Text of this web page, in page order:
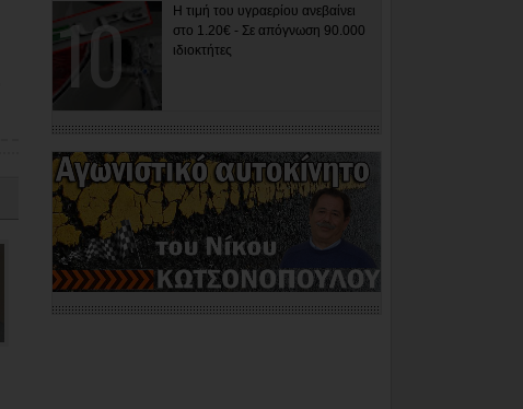
Η τιμή του υγραερίου ανεβαίνει
στο 1.20€ - Σε απόγνωση 90.000
ιδιοκτήτες